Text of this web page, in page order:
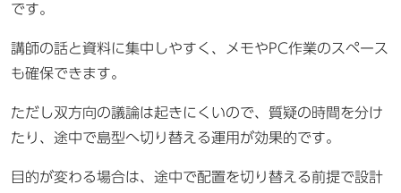
です。
講師の話と資料に集中しやすく、メモやPC作業のスペース
も確保できます。
ただし双方向の議論は起きにくいので、質疑の時間を分け
たり、途中で島型へ切り替える運用が効果的です。
目的が変わる場合は、途中で配置を切り替える前提で設計